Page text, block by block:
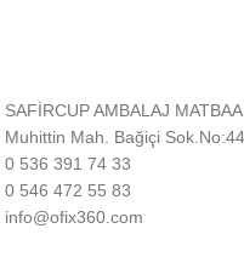
SAFİRCUP AMBALAJ
Muhittin Mah. Bağiçi
0 536 391 74 33
0 546 472 55 83
info@ofix360.com